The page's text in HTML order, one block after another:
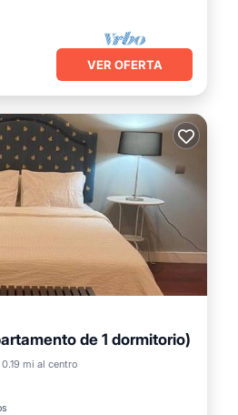
VER OFERTA
de 1 dormitorio)
0.19 mi al centro
Piscina